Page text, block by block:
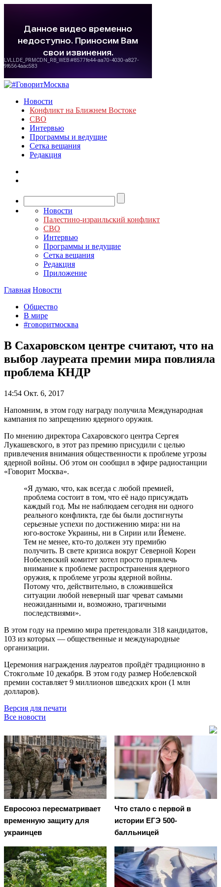
Новости
Конфликт на Ближнем Востоке
СВО
Интервью
Программы и ведущие
Сетка вещания
Редакция
Новости
Палестино-израильский конфликт
СВО
Интервью
Программы и ведущие
Сетка вещания
Редакция
Приложение
Главная Новости
Общество
В мире
#говоритмосква
В Сахаровском центре считают, что на
выбор лауреата премии мира повлияла
проблема КНДР
14:54 Окт. 6, 2017
Напомним, в этом году награду получила Международная
кампания по запрещению ядерного оружия.
По мнению директора Сахаровского центра Сергея
Лукашевского, в этот раз премию присудили с целью
привлечения внимания общественности к проблеме угрозы
ядерной войны. Об этом он сообщил в эфире радиостанции
«Говорит Москва».
«Я думаю, что, как всегда с любой премией,
проблема состоит в том, что её надо присуждать
каждый год. Мы не наблюдаем сегодня ни одного
реального конфликта, где бы были достигнуты
серьезные успехи по достижению мира: ни на
юго-востоке Украины, ни в Сирии или Йемене.
Тем не менее, кто-то должен эту премибю
получить. В свете кризиса вокруг Северной Кореи
Нобелевский комитет хотел просто привлечь
внимание к проблеме распространения ядерного
оружия, к проблеме угрозы ядерной войны.
Потому что, действительно, в сложившейся
ситуации любой неверный шаг чреват самыми
неожиданными и, возможно, трагичными
последствиями».
В этом году на премию мира претендовали 318 кандидатов,
103 из которых — общественные и международные
организации.
Церемония награждения лауреатов пройдёт традиционно в
Стокгольме 10 декабря. В этом году размер Нобелевской
премии составляет 9 миллионов шведских крон (1 млн
долларов).
Версия для печати
Все новости
Евросоюз пересматривает
временную защиту для
украинцев
Что стало с первой в
истории ЕГЭ 500-
балльницей